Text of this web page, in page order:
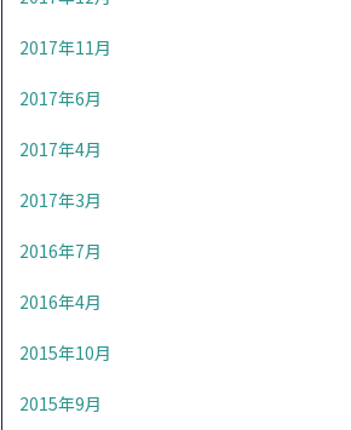
2017年11月
2017年6月
2017年4月
2017年3月
2016年7月
2016年4月
2015年10月
2015年9月